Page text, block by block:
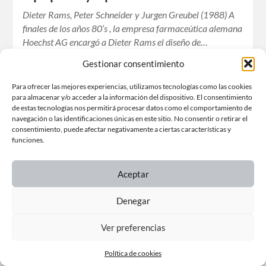
Gestionar consentimiento
Para ofrecer las mejores experiencias, utilizamos tecnologías como las cookies
para almacenar y/o acceder a la información del dispositivo. El consentimiento
de estas tecnologías nos permitirá procesar datos como el comportamiento de
navegación o las identificaciones únicas en este sitio. No consentir o retirar el
consentimiento, puede afectar negativamente a ciertas características y
funciones.
Aceptar
Denegar
Ver preferencias
Política de cookies
Dieter Rams, Peter Schneider y Jurgen Greubel (1988) A
finales de los años 80’s , la empresa farmaceútica alemana
Hoechst AG encargó a Dieter Rams el diseño de…